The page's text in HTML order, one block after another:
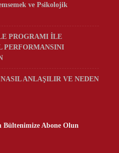
ve Psikolojik
PROGRAMI İLE
PERFORMANSINI
ANLAŞILIR VE NEDEN
Abone Olun